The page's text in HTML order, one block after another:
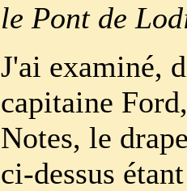
le Pont de
J'ai examiné,
capitaine
Notes, le
ci-dessus